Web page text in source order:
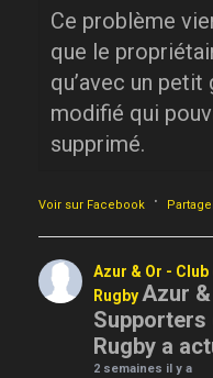
Ce problème
que le
qu’avec un
modifié qui
supprimé.
Voir sur Facebook ·
Azur & Or -
RugbyAzur
Supporters
Rugby a
2 semaines il y a